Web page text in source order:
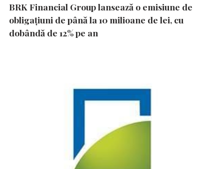
BRK Financial Group lansează o emisiune de
obligațiuni de până la 10 milioane de lei, cu
dobândă de 12% pe an